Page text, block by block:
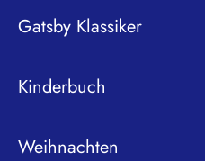
Gatsby Klassiker
Kinderbuch
Weihnachten